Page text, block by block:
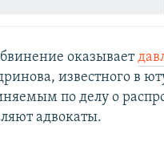
оказывает
известного в
по делу о
адвокаты.